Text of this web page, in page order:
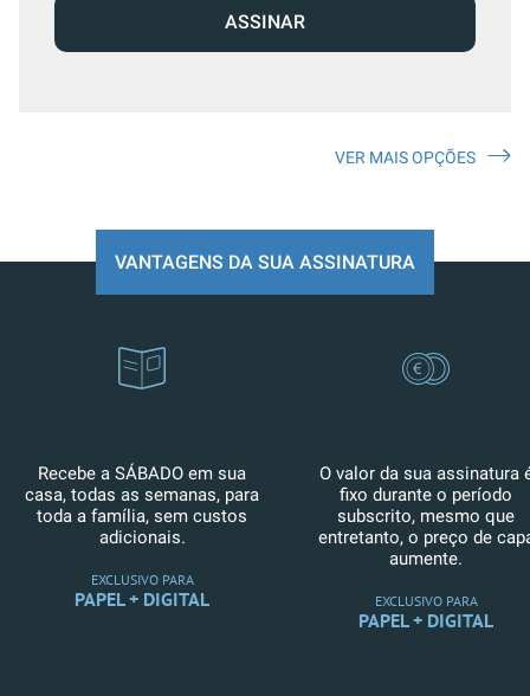
ASSINAR
VER MAIS OPÇÕES
VANTAGENS DA SUA ASSINATURA
Recebe a SÁBADO em sua
casa, todas as semanas, para
toda a família, sem custos
adicionais.
EXCLUSIVO PARA
PAPEL + DIGITAL
O valor da sua assinatura
fixo durante o período
subscrito, mesmo que
entretanto, o preço de
aumente.
EXCLUSIVO PARA
PAPEL + DIGITAL